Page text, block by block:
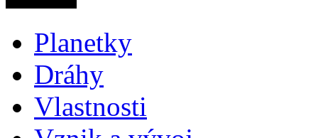
Planetky
Dráhy
Vlastnosti